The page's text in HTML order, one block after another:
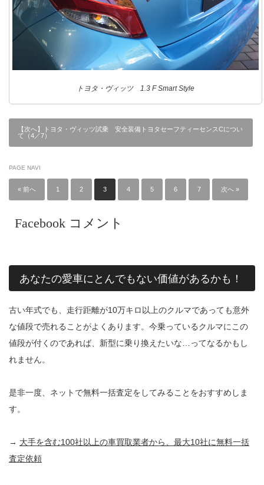
トヨタ・ヴィッツ 1.3 F Smart Style
【次へ】トヨタ・ヴィッツ試乗 安全装備トヨタセーフティーセンスCについ
て（4／7）
PAGE NAVI
« 前へ 1 2 3 4 5 6 7 次へ »
Facebook コメント
あなたの愛車にとんでもない価値があるかも！
古い年式でも、走行距離が10万キロ以上のクルマであっても意外
な値段で売れることがよくあります。今乗っているクルマにこの
値段が付くのであれば、新型に乗り換えたいな…ってなるかもし
れません。
是非一度、ネットで無料一括査定をしてみることをおすすめしま
す。
→ 大手を含む100社以上の車買取業者から、最大10社に無料一括
査定依頼